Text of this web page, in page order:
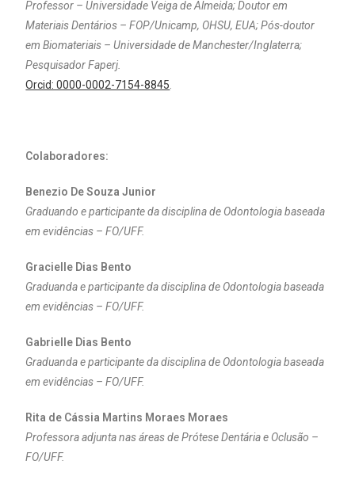
Professor – Universidade Veiga de Almeida; Doutor em
Materiais Dentários – FOP/Unicamp, OHSU, EUA; Pós-doutor
em Biomateriais – Universidade de Manchester/Inglaterra;
Pesquisador Faperj.
Orcid: 0000-0002-7154-8845
Colaboradores:
Benezio De Souza Junior
Graduando e participante da disciplina de Odontologia baseada
em evidências – FO/UFF.
Gracielle Dias Bento
Graduanda e participante da disciplina de Odontologia baseada
em evidências – FO/UFF.
Gabrielle Dias Bento
Graduanda e participante da disciplina de Odontologia baseada
em evidências – FO/UFF.
Rita de Cássia Martins Moraes Moraes
Professora adjunta nas áreas de Prótese Dentária e Oclusão –
FO/UFF.